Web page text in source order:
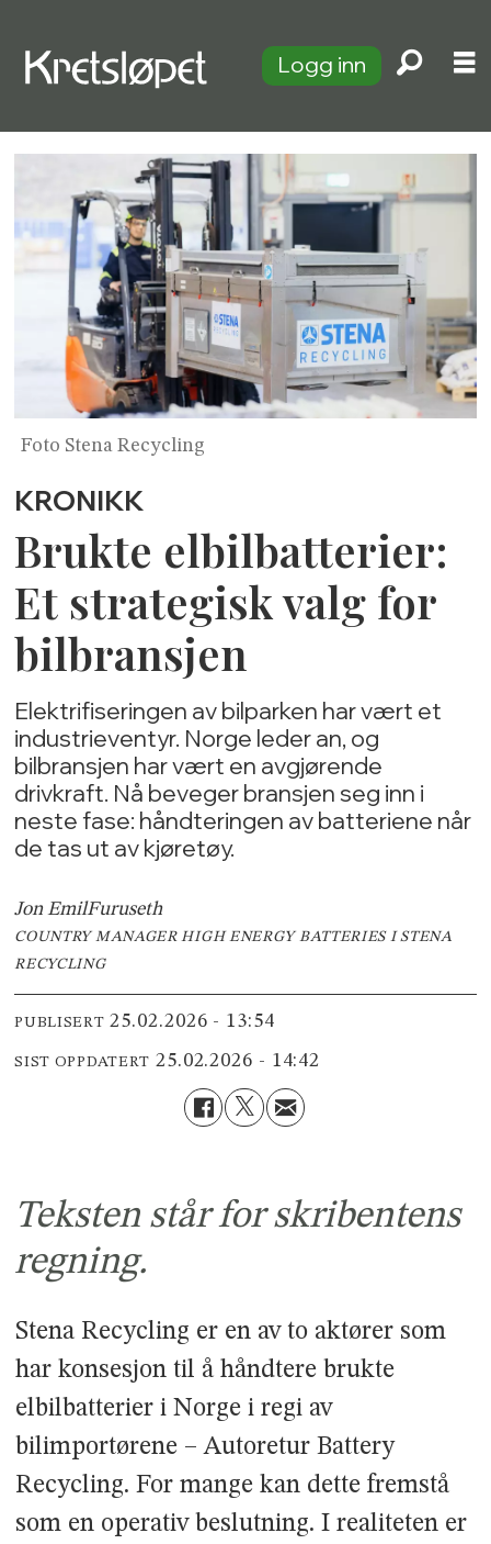
Logg inn
Foto Stena Recycling
KRONIKK
Brukte elbilbatterier:
Et strategisk valg for
bilbransjen
Elektrifiseringen av bilparken har vært et
industrieventyr. Norge leder an, og
bilbransjen har vært en avgjørende
drivkraft. Nå beveger bransjen seg inn i
neste fase: håndteringen av batteriene når
de tas ut av kjøretøy.
Jon EmilFuruseth
COUNTRY MANAGER HIGH ENERGY BATTERIES I STENA
RECYCLING
PUBLISERT 25.02.2026 - 13:54
SIST OPPDATERT 25.02.2026 - 14:42
Teksten står for skribentens
regning.
Stena Recycling er en av to aktører som
har konsesjon til å håndtere brukte
elbilbatterier i Norge i regi av
bilimportørene – Autoretur Battery
Recycling. For mange kan dette fremstå
som en operativ beslutning. I realiteten er